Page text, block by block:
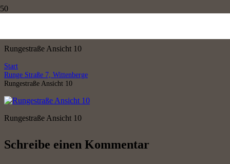
Rungestraße Ansicht 10
Start
Runge Straße 7, Wittenberge
Rungestraße Ansicht 10
Rungestraße Ansicht 10
Schreibe einen Kommentar